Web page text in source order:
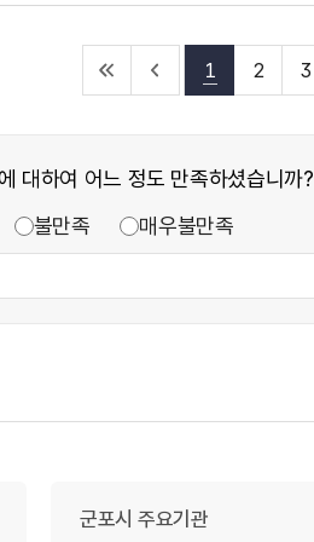
1 2 3
대하여 어느 정도 만족하셨습니까?
불만족 매우불만족
군포시 주요기관